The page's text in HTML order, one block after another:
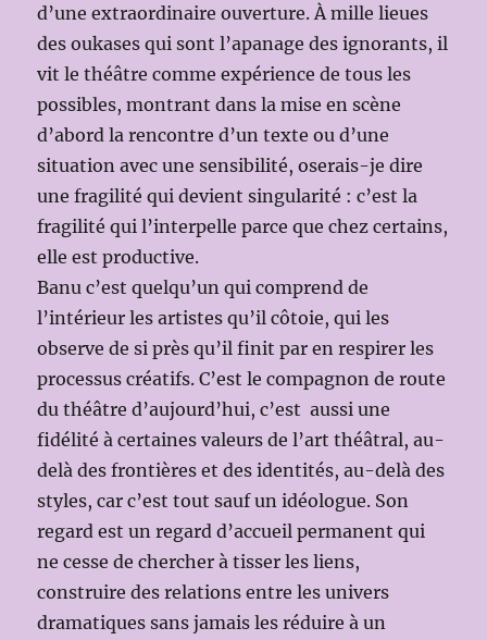
d’une extraordinaire ouverture. À mille lieues
des oukases qui sont l’apanage des ignorants, il
vit le théâtre comme expérience de tous les
possibles, montrant dans la mise en scène
d’abord la rencontre d’un texte ou d’une
situation avec une sensibilité, oserais-je dire
une fragilité qui devient singularité : c’est la
fragilité qui l’interpelle parce que chez certains,
elle est productive.
Banu c’est quelqu’un qui comprend de
l’intérieur les artistes qu’il côtoie, qui les
observe de si près qu’il finit par en respirer les
processus créatifs. C’est le compagnon de route
du théâtre d’aujourd’hui, c’est aussi une
fidélité à certaines valeurs de l’art théâtral, au-
delà des frontières et des identités, au-delà des
styles, car c’est tout sauf un idéologue. Son
regard est un regard d’accueil permanent qui
ne cesse de chercher à tisser les liens,
construire des relations entre les univers
dramatiques sans jamais les réduire à un